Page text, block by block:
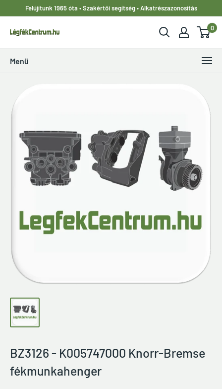
tartalomhoz
Felújítunk 1965 óta • Szakértői segítség • Alkatrészazonosítás
LegfekCentrum.hu
0
Menü
BZ3126 - K005747000 Knorr-Bremse
fékmunkahenger